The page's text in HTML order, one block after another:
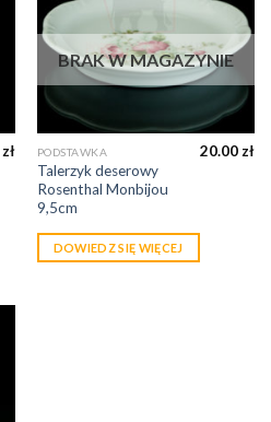
zł
BRAK W MAGAZYNIE
PODSTAWKA
Talerzyk deserowy
Rosenthal Monbijou
9,5cm
20.00 zł
DOWIEDZ SIĘ WIĘCEJ